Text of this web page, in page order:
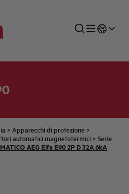
> Apparecchi di protezione >
automatici magnetotermici > Serie
AEG Elfa E90 2P D 32A 6kA